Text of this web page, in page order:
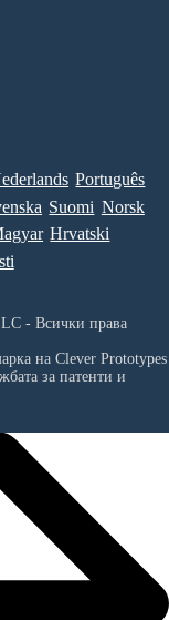
Português
Suomi Norsk
Hrvatski
- Всички права
на Clever
за патенти и